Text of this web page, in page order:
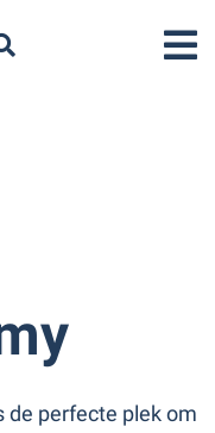
de perfecte plek om